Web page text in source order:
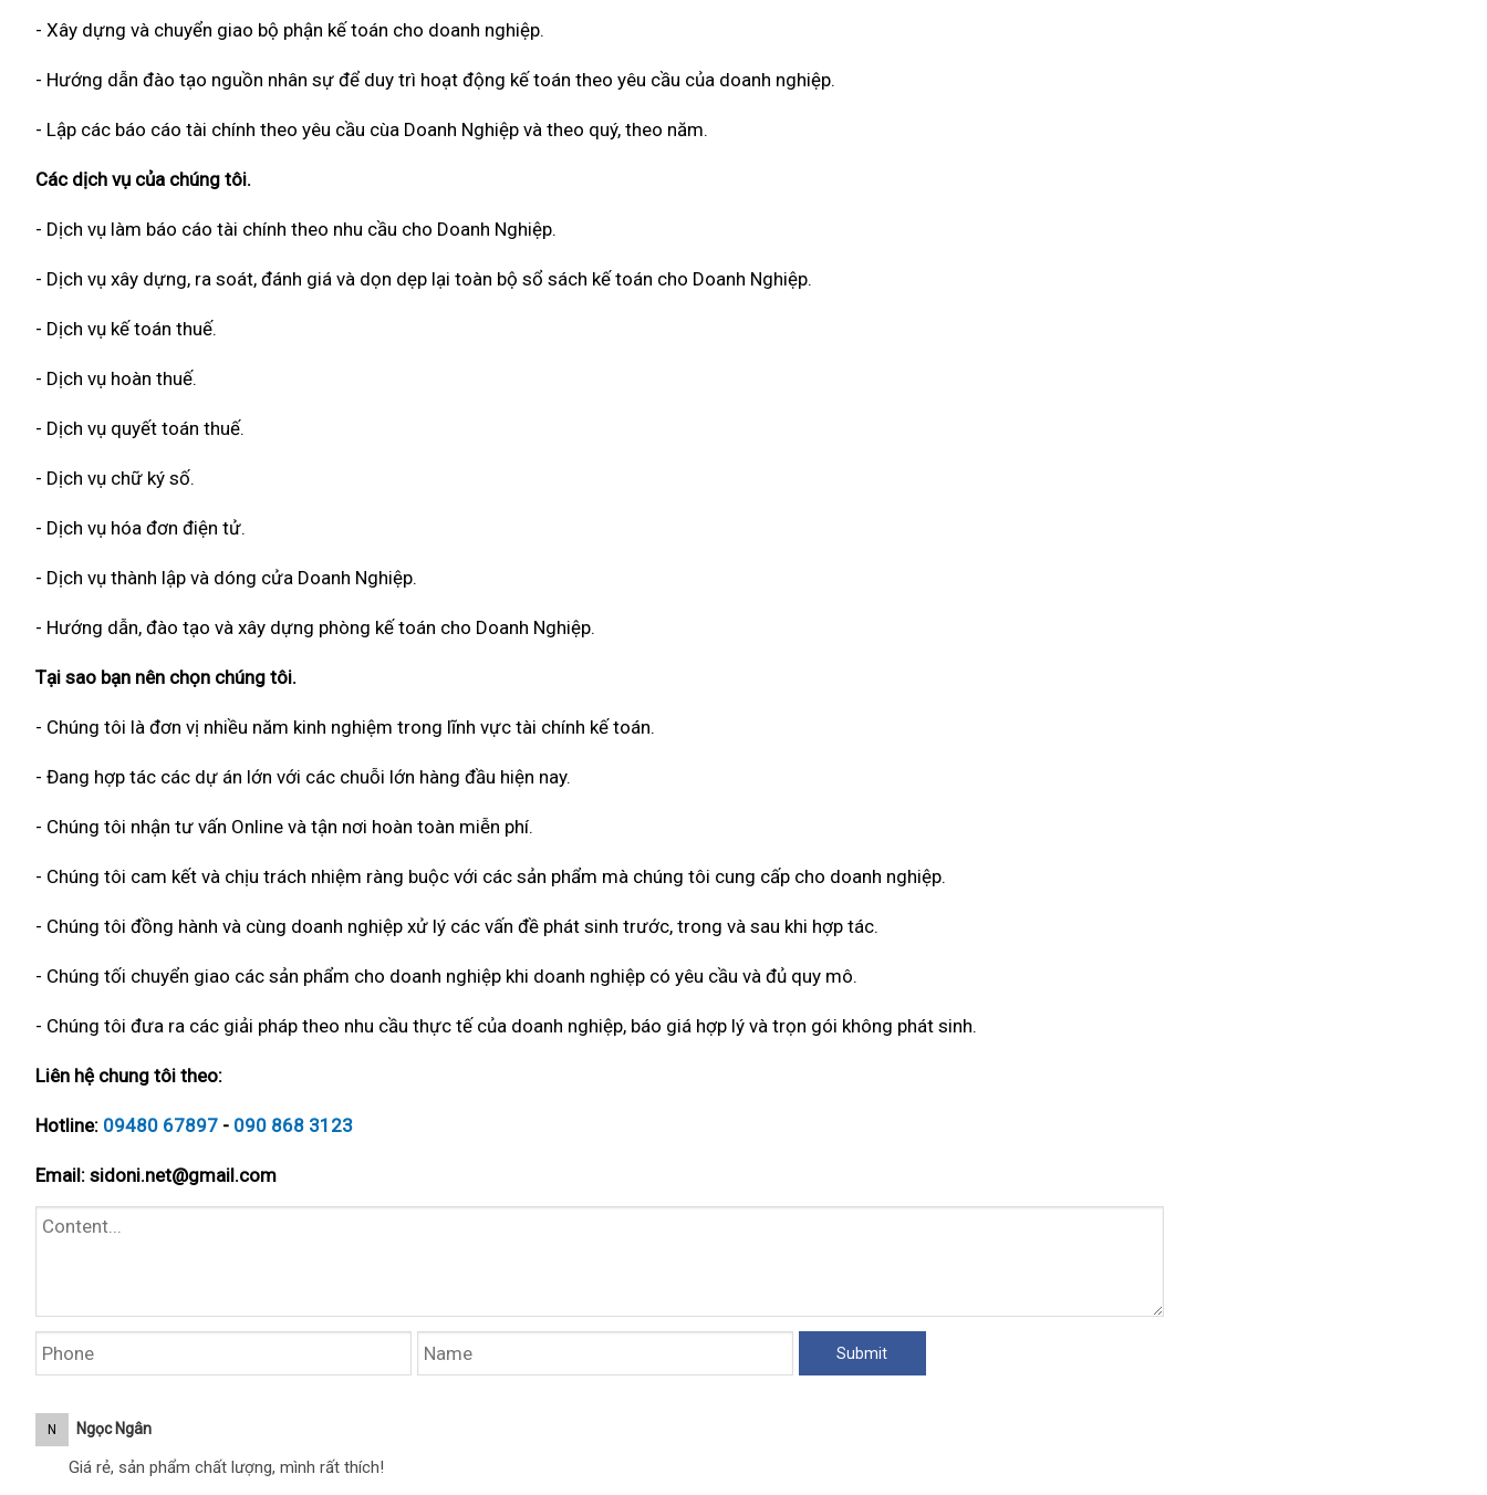
- Xây dựng và chuyển giao bộ phận kế toán cho doanh nghiệp.
- Hướng dẫn đào tạo nguồn nhân sự để duy trì hoạt động kế toán theo yêu cầu của doanh nghiệp.
- Lập các báo cáo tài chính theo yêu cầu cùa Doanh Nghiệp và theo quý, theo năm.
Các dịch vụ của chúng tôi.
- Dịch vụ làm báo cáo tài chính theo nhu cầu cho Doanh Nghiệp.
- Dịch vụ xây dựng, ra soát, đánh giá và dọn dẹp lại toàn bộ sổ sách kế toán cho Doanh Nghiệp.
- Dịch vụ kế toán thuế.
- Dịch vụ hoàn thuế.
- Dịch vụ quyết toán thuế.
- Dịch vụ chữ ký số.
- Dịch vụ hóa đơn điện tử.
- Dịch vụ thành lập và dóng cửa Doanh Nghiệp.
- Hướng dẫn, đào tạo và xây dựng phòng kế toán cho Doanh Nghiệp.
Tại sao bạn nên chọn chúng tôi.
- Chúng tôi là đơn vị nhiều năm kinh nghiệm trong lĩnh vực tài chính kế toán.
- Đang hợp tác các dự án lớn với các chuỗi lớn hàng đầu hiện nay.
- Chúng tôi nhận tư vấn Online và tận nơi hoàn toàn miễn phí.
- Chúng tôi cam kết và chịu trách nhiệm ràng buộc với các sản phẩm mà chúng tôi cung cấp cho doanh nghiệp.
- Chúng tôi đồng hành và cùng doanh nghiệp xử lý các vấn đề phát sinh trước, trong và sau khi hợp tác.
- Chúng tối chuyển giao các sản phẩm cho doanh nghiệp khi doanh nghiệp có yêu cầu và đủ quy mô.
- Chúng tôi đưa ra các giải pháp theo nhu cầu thực tế của doanh nghiệp, báo giá hợp lý và trọn gói không phát sinh.
Liên hệ chung tôi theo:
Hotline: 09480 67897 - 090 868 3123
Email: sidoni.net@gmail.com
N Ngọc Ngân
Giá rẻ, sản phẩm chất lượng, mình rất thích!